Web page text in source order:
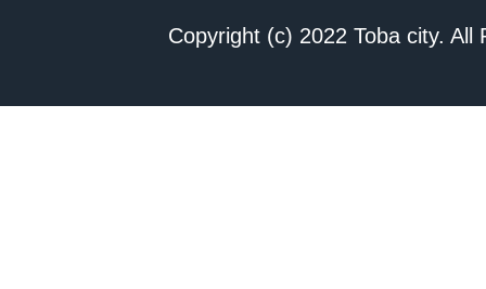
Copyright (c) 2022 Toba city. All